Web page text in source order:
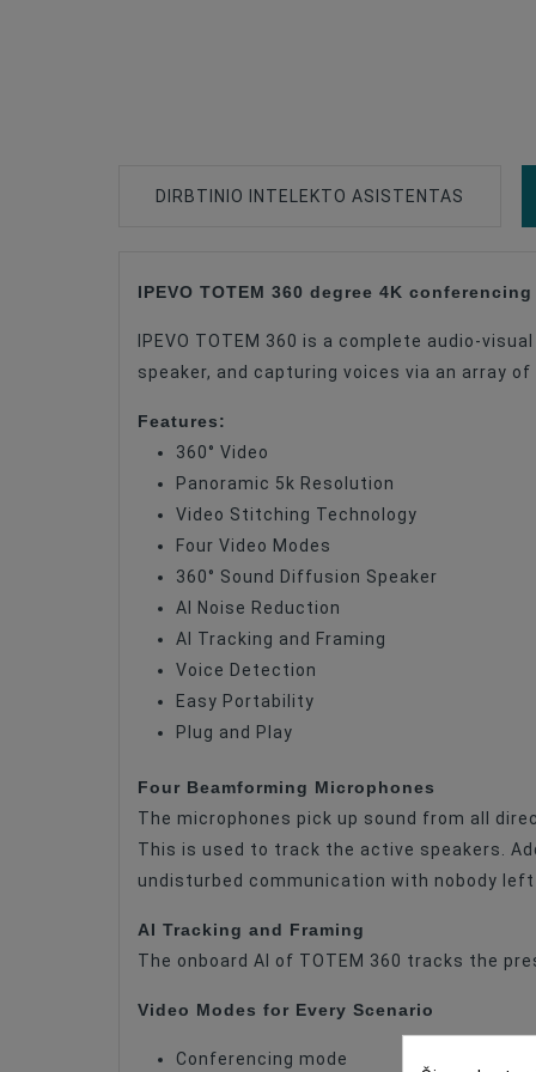
DIRBTINIO INTELEKTO ASISTENTAS
Type Of Product
Compatible
Compatible
IPEVO TOTEM 360 degree 4K
IPEVO TOTEM 360 is a complete audio-
speaker, and capturing voices via an array
Features:
360° Video
Panoramic 5k Resolution
Video Stitching Technology
Four Video Modes
360° Sound Diffusion Speaker
AI Noise Reduction
AI Tracking and Framing
Voice Detection
Easy Portability
Plug and Play
Four Beamforming Microphones
The microphones pick up sound from all
This is used to track the active speakers.
undisturbed communication with nobody left
AI Tracking and Framing
The onboard AI of TOTEM 360 tracks the
Video Modes for Every Scenario
Conferencing mode